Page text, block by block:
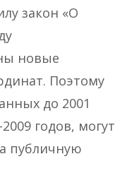
закон «О
новые
Поэтому
до 2001
годов, могут
публичную